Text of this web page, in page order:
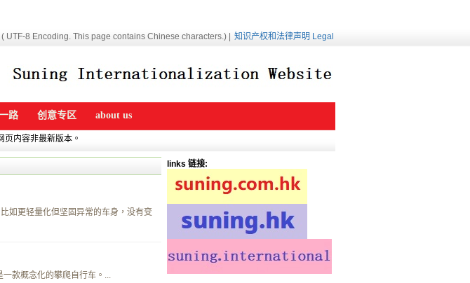
( UTF-8 Encoding. This page contains Chinese characters.) | 知识产权和法律声明 Legal
路 创意专区 about us
内容非最新版本。
如更轻量化但坚固异常的车身，没有变
款概念化的攀爬自行车。...
links 链接: